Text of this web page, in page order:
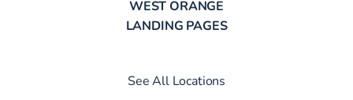
WEST ORANGE
LANDING PAGES
See All Locations